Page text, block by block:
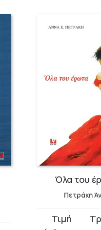
Όλα του
Πετράκη
Original